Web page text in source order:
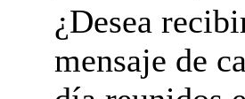
¿Desea
mensaje de